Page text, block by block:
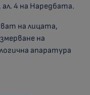
4 на Наредбата.
на лицата,
на
апаратура